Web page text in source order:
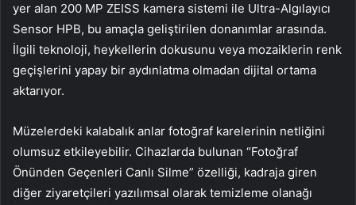
yer alan 200 MP ZEISS kamera sistemi ile Ultra-Algılayıcı
Sensor HPB, bu amaçla geliştirilen donanımlar arasında.
İlgili teknoloji, heykellerin dokusunu veya mozaiklerin renk
geçişlerini yapay bir aydınlatma olmadan dijital ortama
aktarıyor.
Müzelerdeki kalabalık anlar fotoğraf karelerinin netliğini
olumsuz etkileyebilir. Cihazlarda bulunan “Fotoğraf
Önünden Geçenleri Canlı Silme” özelliği, kadraja giren
diğer ziyaretçileri yazılımsal olarak temizleme olanağı